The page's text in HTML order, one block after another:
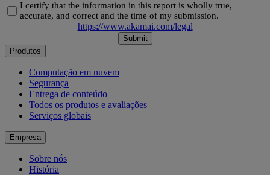
I certify that the information in this report is wholly true,
accurate, and correct and the time of my submission.
https://www.akamai.com/legal
Submit
Produtos
Computação em nuvem
Segurança
Entrega de conteúdo
Todos os produtos e avaliações
Serviços globais
Empresa
Sobre nós
História